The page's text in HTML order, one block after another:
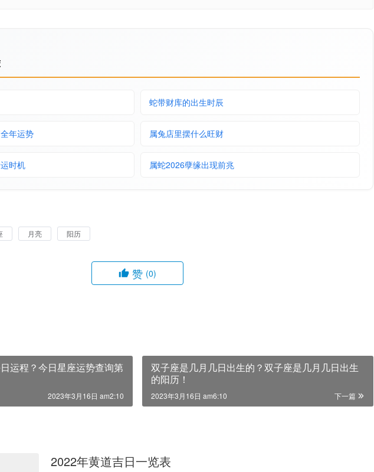
蛇带财库的出生时辰
年运势 属兔店里摆什么旺财
时机 属蛇2026孽缘出现前兆
月亮 阳历
赞 (0)
运程？今日星座运势查询第
2023年3月16日 am2:10
双子座是几月几日出生的？双子座是几月几日出生
的阳历！
下一篇
2023年3月16日 am6:10
2022年黄道吉日一览表